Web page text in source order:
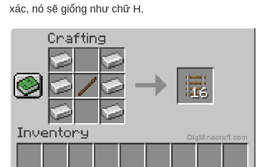
xác, nó sẽ giống như chữ H.